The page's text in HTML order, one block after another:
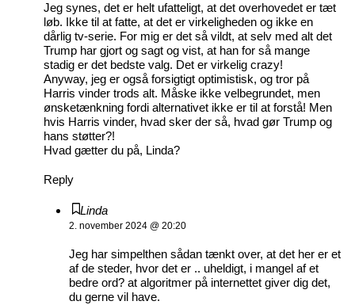
Jeg synes, det er helt ufatteligt, at det overhovedet er tæt
løb. Ikke til at fatte, at det er virkeligheden og ikke en
dårlig tv-serie. For mig er det så vildt, at selv med alt det
Trump har gjort og sagt og vist, at han for så mange
stadig er det bedste valg. Det er virkelig crazy!
Anyway, jeg er også forsigtigt optimistisk, og tror på
Harris vinder trods alt. Måske ikke velbegrundet, men
ønsketænkning fordi alternativet ikke er til at forstå! Men
hvis Harris vinder, hvad sker der så, hvad gør Trump og
hans støtter?!
Hvad gætter du på, Linda?
Reply
Linda
2. november 2024 @ 20:20
Jeg har simpelthen sådan tænkt over, at det her er et
af de steder, hvor det er .. uheldigt, i mangel af et
bedre ord? at algoritmer på internettet giver dig det,
du gerne vil have.